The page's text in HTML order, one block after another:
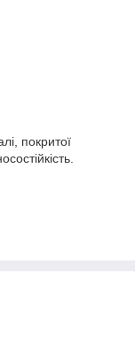
покритої